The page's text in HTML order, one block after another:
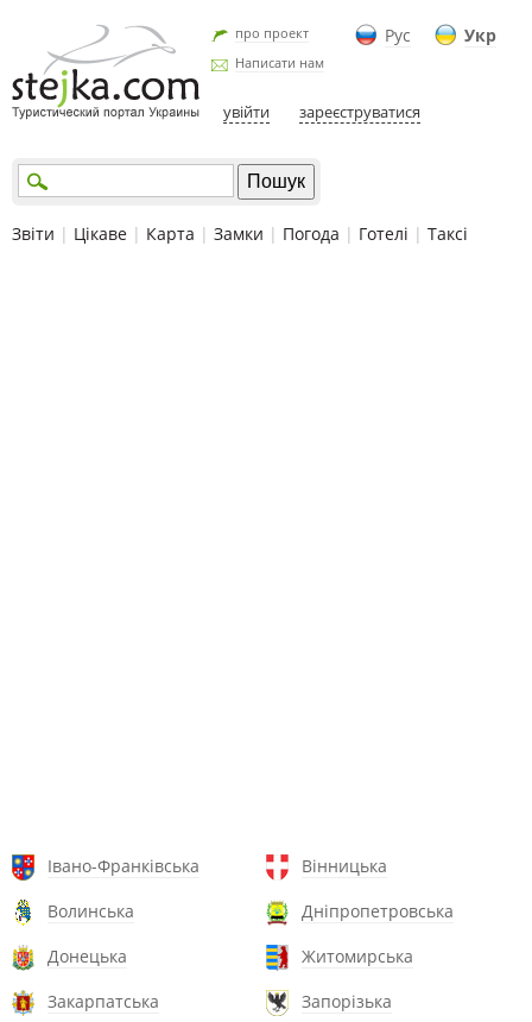
Рус Укр
про проект
Написати нам
увійти зареєструватися
Звіти | Цікаве | Карта | Замки | Погода | Готелі | Таксі
Івано-Франківська
Вінницька
Волинська
Дніпропетровська
Донецька
Житомирська
Закарпатська
Запорізька